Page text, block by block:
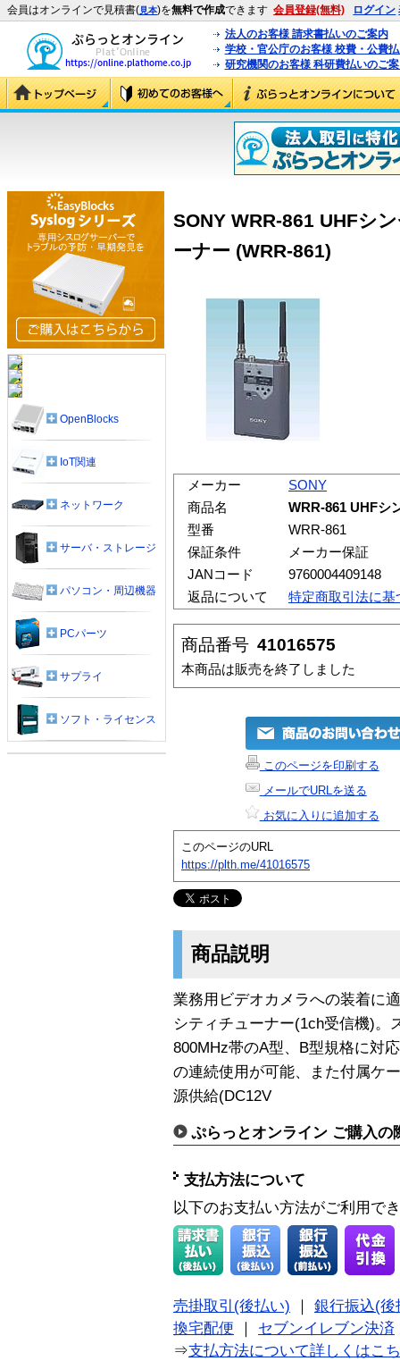
会員はオンラインで見積書(見本)を無料で作成できます 会員登録(無料) ログイン
法人のお客様 請求書払いのご案内
学校・官公庁のお客様 校費・公費
研究機関のお客様 科研費払いのご
SONY WRR-861 UHFシ
ーナー (WRR-861)
メーカー
SONY
商品名
WRR-861 UHFシ
型番
WRR-861
保証条件
メーカー保証
JANコード
9760004409148
返品について
特定商取引法に基
商品番号 41016575
本商品は販売を終了しました
このページを印刷する
メールでURLを送る
お気に入りに追加する
このページのURL
https://plth.me/41016575
商品説明
業務用ビデオカメラへの装着に
シティチューナー(1ch受信機)。
800MHz帯のA型、B型規格に対
の連続使用が可能、また付属ケ
源供給(DC12V
ぷらっとオンライン ご購入の
支払方法について
以下のお支払い方法がご利用で
売掛取引(後払い)
銀行振込(後
換宅配便
セブンイレブン決済
⇒支払方法について詳しくはこ
OpenBlocks
IoT関連
ネットワーク
サーバ・ストレージ
パソコン・周辺機器
PCパーツ
サプライ
ソフト・ライセンス